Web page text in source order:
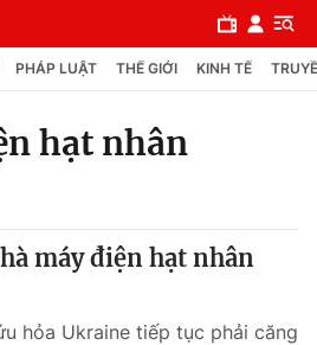
PHÁP LUẬT THẾ GIỚI KINH TẾ
hạt nhân
máy điện hạt nhân
hỏa Ukraine tiếp tục phải căng